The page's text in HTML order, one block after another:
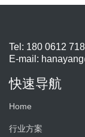
Tel: 180 0612
E-mail:
快速导航
Home
行业方案